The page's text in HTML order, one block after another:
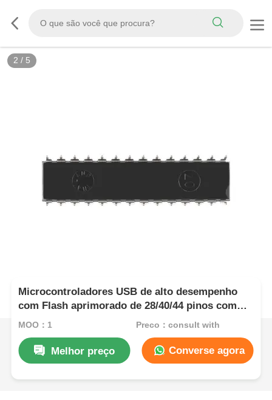
2 / 5
Microcontroladores USB de alto desempenho
com Flash aprimorado de 28/40/44 pinos com
tecnologia NanoWatt PIC18F2550-I/SP
MOQ：1 Preço：consult with
Melhor preço Converse agora